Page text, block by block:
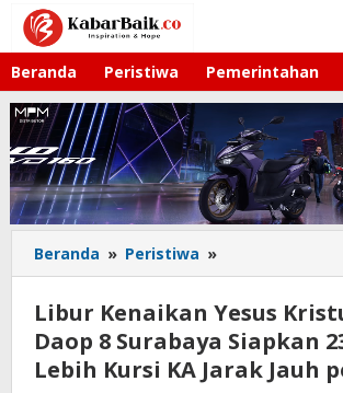
Lewati
konten
Beranda Peristiwa Pemerintahan
Beranda » Peristiwa »
Kenaikan
Kristus,
KAI
Daop
Libur Kenaikan Yesus
Daop 8 Surabaya Siapkan
Lebih Kursi KA Jarak Jauh